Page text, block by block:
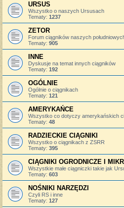
URSUS
Wszystko o naszych Ursusach
Tematy: 1237
ZETOR
Forum ciągników naszych
Tematy: 905
INNE
Dyskusje na temat innych ciągników
Tematy: 192
OGÓLNIE
Ogólnie o ciągnikach
Tematy: 121
AMERYKAŃCE
Wszystko co dotyczy amerykańskich
Tematy: 48
RADZIECKIE CIĄGNIKI
Wszystko o ciągnikach z ZSRR
Tematy: 395
CIĄGNIKI OGRODNICZE I
Wszystkie małe ciągniczki takie jak
Tematy: 603
NOŚNIKI NARZĘDZI
Czyli RS i inne
Tematy: 127